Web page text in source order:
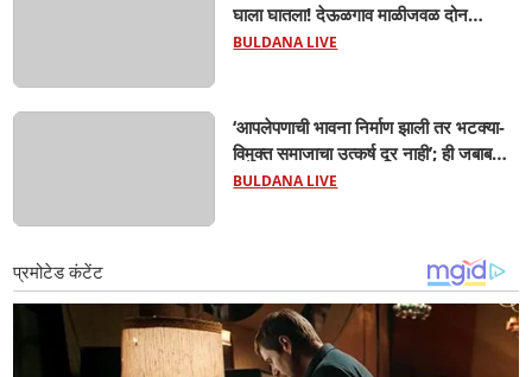
घाला घातला! देऊळगाव माळीजवळ दोन
चिमुकल्यांचा बुडून दुर्दैवी मृत्यू; कोराडी प्रकल्प
BULDANA LIVE
‘आपलेपणाची भावना निर्माण झाली तर भटक्या-
विमुक्त समाजाचा उत्कर्ष दूर नाही’; ही जबाबदारी
केवळ सरकारची नाही,आपल्या सर्वांची !
BULDANA LIVE